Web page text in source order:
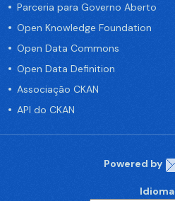
Parceria para Governo Aberto
Open Knowledge Foundation
Open Data Commons
Open Data Definition
Associação CKAN
API do CKAN
Powered by
Idioma